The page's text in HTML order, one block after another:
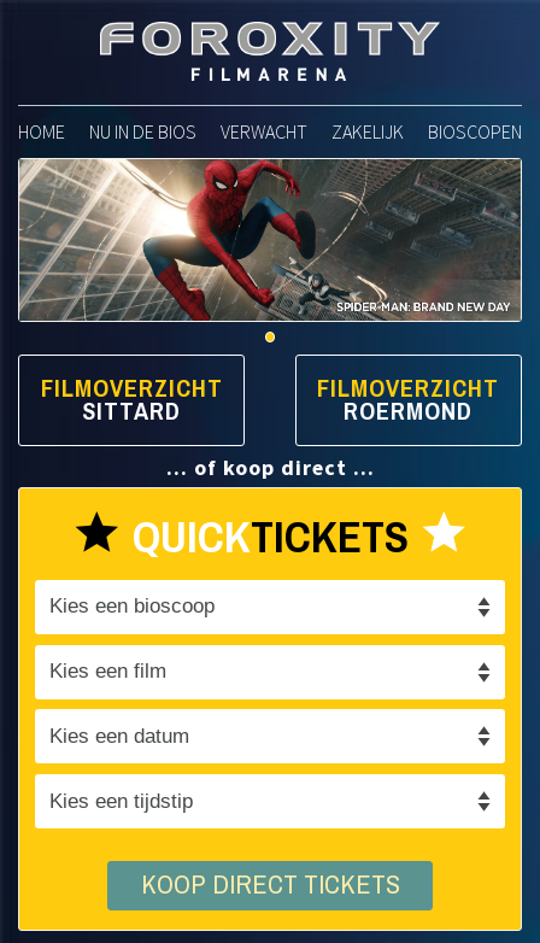
Foroxity Filmarena
HOME NU IN DE BIOS VERWACHT ZAKELIJK BIOSCOPEN
FILMOVERZICHT
SITTARD FILMOVERZICHT
ROERMOND
... of koop direct ...
star QUICKTICKETS star
KOOP DIRECT TICKETS